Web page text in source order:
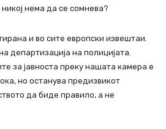
нема да се сомнева?
и во сите европски извештаи.
департизација на полицијата.
за јавноста преку нашата камера е
но останува предизвикот
да биде правило, а не